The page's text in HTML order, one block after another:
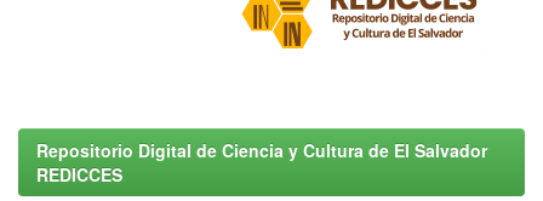
Repositorio Digital de Ciencia y Cultura de El Salvador
REDICCES